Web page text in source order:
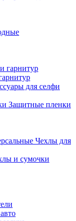
для селфи
Защитные пленки
Чехлы для
и сумочки